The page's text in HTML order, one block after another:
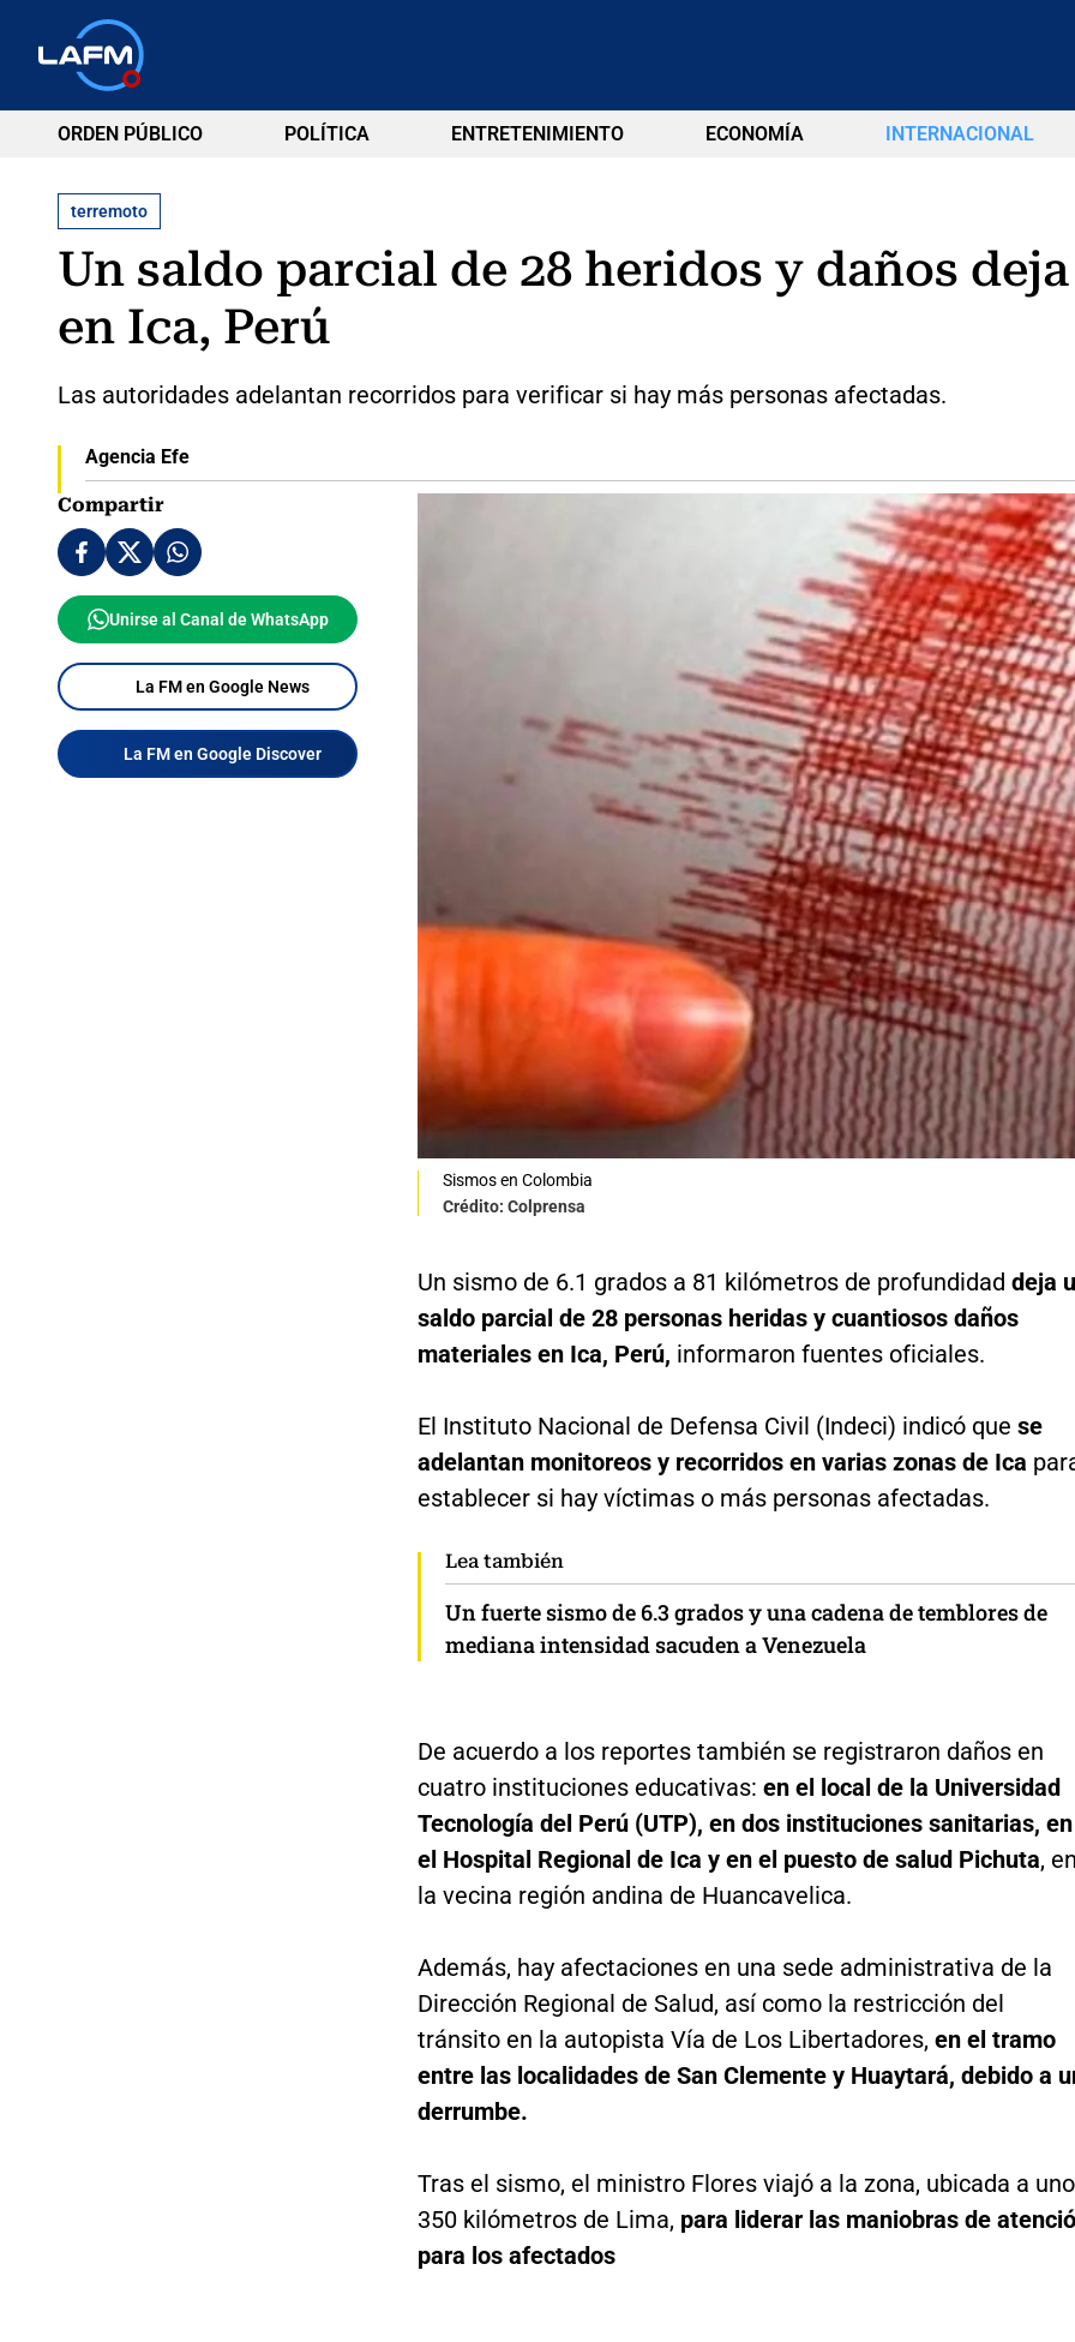
ORDEN PÚBLICO POLÍTICA ENTRETENIMIENTO ECONOMÍA INTERNACIONAL
terremoto
Un saldo parcial de 28 heridos y daños
en Ica, Perú
Las autoridades adelantan recorridos para verificar si hay más personas afectadas.
Agencia Efe
Compartir
Unirse al Canal de WhatsApp
La FM en Google News
La FM en Google Discover
Sismos en Colombia
Crédito: Colprensa
Un sismo de 6.1 grados a 81 kilómetros de profundidad deja
saldo parcial de 28 personas heridas y cuantiosos daños
materiales en Ica, Perú, informaron fuentes oficiales.
El Instituto Nacional de Defensa Civil (Indeci) indicó que se
adelantan monitoreos y recorridos en varias zonas de Ica
establecer si hay víctimas o más personas afectadas.
Lea también
Un fuerte sismo de 6.3 grados y una cadena de temblores de
mediana intensidad sacuden a Venezuela
De acuerdo a los reportes también se registraron daños en
cuatro instituciones educativas: en el local de la Universidad
Tecnología del Perú (UTP), en dos instituciones sanitarias, en
el Hospital Regional de Ica y en el puesto de salud Pichuta,
la vecina región andina de Huancavelica.
Además, hay afectaciones en una sede administrativa de la
Dirección Regional de Salud, así como la restricción del
tránsito en la autopista Vía de Los Libertadores, en el tramo
entre las localidades de San Clemente y Huaytará, debido a
derrumbe.
Tras el sismo, el ministro Flores viajó a la zona, ubicada a
350 kilómetros de Lima, para liderar las maniobras de
para los afectados